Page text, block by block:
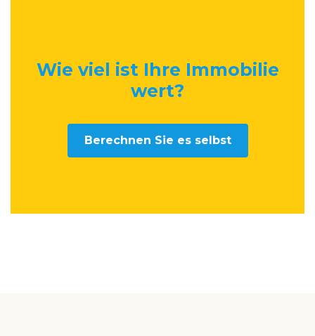
Wie viel ist Ihre Immobilie
wert?
Berechnen Sie es selbst